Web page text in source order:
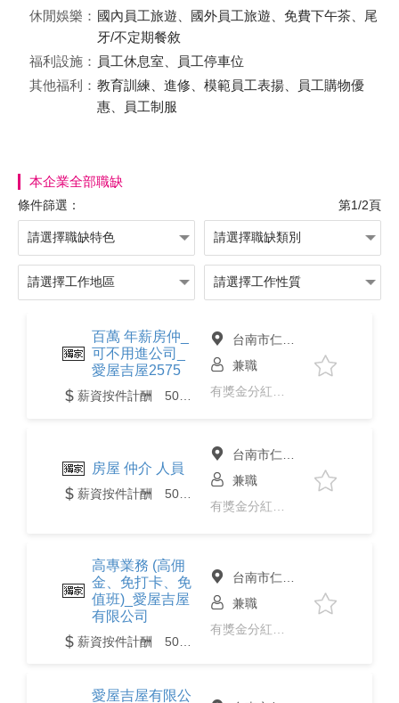
休閒娛樂： 國內員工旅遊、國外員工旅遊、免費下午茶、尾
牙/不定期餐敘
福利設施： 員工休息室、員工停車位
其他福利： 教育訓練、進修、模範員工表揚、員工購物優
惠、員工制服
本企業全部職缺
條件篩選： 第1/2頁
百萬 年薪房仲_
可不用進公司_
愛屋吉屋2575
台南市仁德區
兼職
有獎金分紅、免經驗、彈性上下班
房屋 仲介 人員
台南市仁德區
兼職
有獎金分紅、免經驗、彈性上下班
高專業務 (高佣
金、免打卡、免
值班)_愛屋吉屋
有限公司
台南市仁德區
兼職
有獎金分紅、免經驗、彈性上下班
愛屋吉屋有限公